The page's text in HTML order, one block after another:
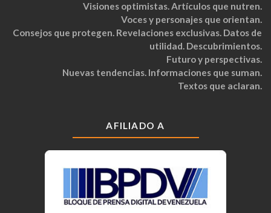
Visiones optimistas. Artículos que nutren.
Voces y personajes que orientan.
Consejos que protegen. Revelaciones exclusivas. Datos de
utilidad. Descubrimientos.
Futuro y perspectivas.
Nuevas tendencias. Informaciones que suman.
Textos que aclaran.
AFILIADO A